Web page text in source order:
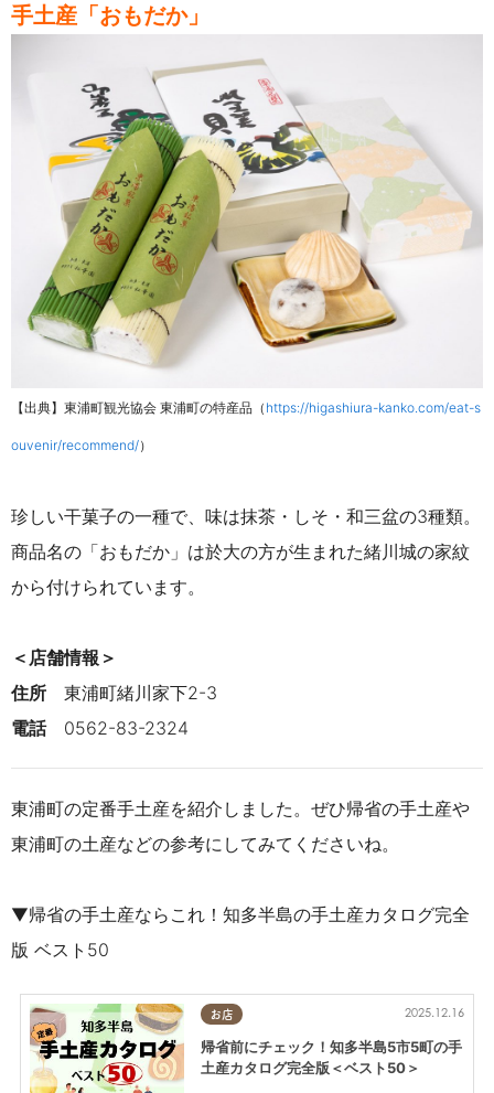
手土産「おもだか」
【出典】東浦町観光協会 東浦町の特産品 （ https://higashiura-kanko.com/eat-s
ouvenir/recommend/）
珍しい干菓子の一種で、味は抹茶・しそ・和三盆の3種類。
商品名の「おもだか」は於大の方が生まれた緒川城の家紋
から付けられています。
＜店舗情報＞
住所 東浦町緒川家下2-3
電話0562-83-2324
東浦町の定番手土産を紹介しました。ぜひ帰省の手土産や
東浦町の土産などの参考にしてみてくださいね。
▼帰省の手土産ならこれ！知多半島の手土産カタログ完全
版 ベスト50
お店 2025.12.16
帰省前にチェック！知多半島5市5町の手
土産カタログ完全版＜ベスト50＞